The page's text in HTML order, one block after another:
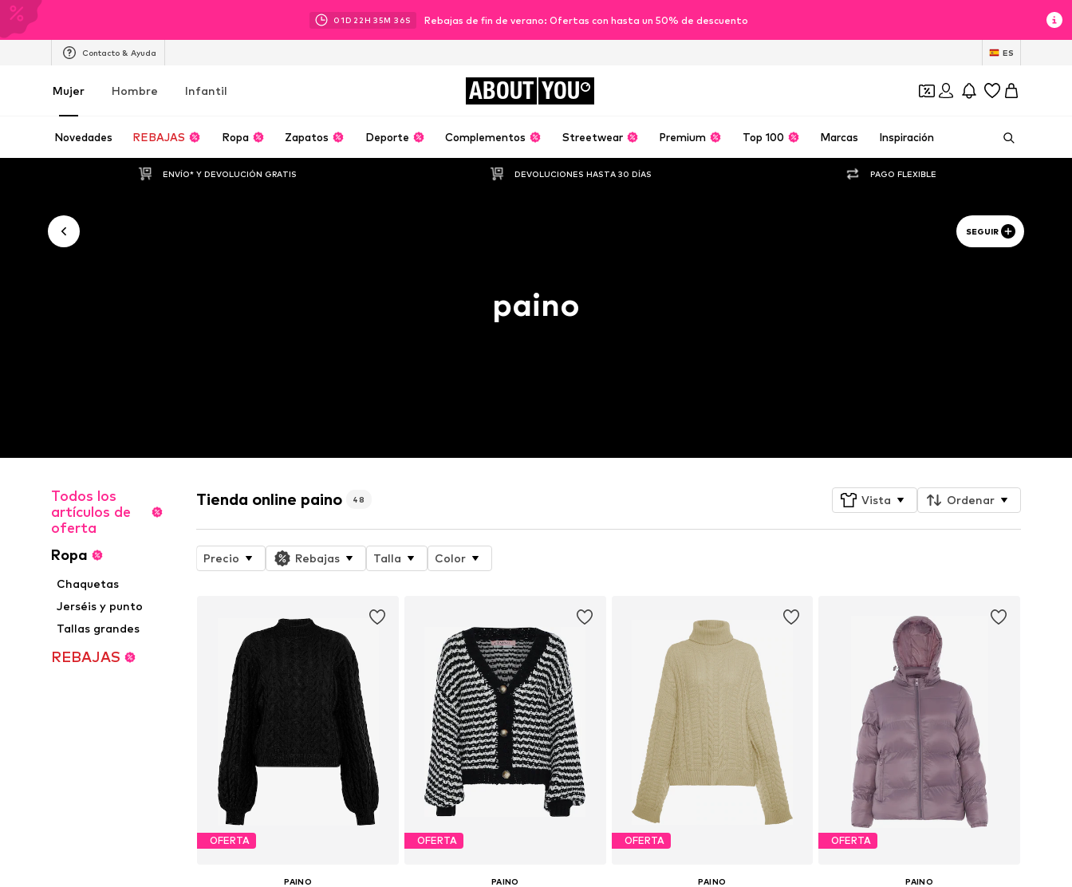
01D 22H 35M 34S Rebajas de fin de verano: Ofertas con hasta un 50% de descuento
Contacto & Ayuda ES
Mujer Hombre Infantil ABOUT YOU
Novedades REBAJAS Ropa Zapatos Deporte Complementos Streetwear Premium Top 100 Marcas Inspiración
ENVÍO* Y DEVOLUCIÓN GRATIS DEVOLUCIONES HASTA 30 DÍAS PAGO FLEXIBLE
SEGUIR
paino
Todos los
artículos de
oferta
Ropa
Chaquetas
Jerséis y punto
Tallas grandes
REBAJAS
Tienda online paino 48 Vista Ordenar
Precio Rebajas Talla Color
OFERTA
PAINO
OFERTA
PAINO
OFERTA
PAINO
OFERTA
PAINO